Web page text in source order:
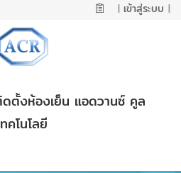
| เข้าสู่ระบบ |
ตั้งห้องเย็น แอดวานซ์ คูล
คโนโลยี